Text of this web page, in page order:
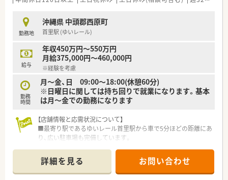
勤務地
沖縄県 中頭郡西原町
首里駅 (ゆいレール)
給与
年収450万円～550万円
月給375,000円～460,000円
※経験を考慮
勤務
時間
月～金、日 09:00～18:00(休憩60分)
※日曜日に関しては持ち回りで就業になります。基本
は月～金での勤務になります
【店舗情報と応需状況について】
■最寄り駅であるゆいレール首里駅から車で5分ほどの距離にあ
り、広い駐車場も完備しています。
平均100枚の処方箋を扱っています。
■午前5名、午後4名の薬剤師体制と常時5名の事務体制で、患者
様とじっくり向き合える環境です。
詳細を見る お問い合わせ